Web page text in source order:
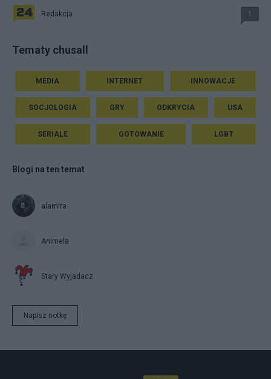
Redakcja 1
Tematy chusall
MEDIA INTERNET INNOWACJE
SOCJOLOGIA GRY ODKRYCIA USA
SERIALE GOTOWANIE LGBT
Blogi na ten temat
alamira
Animela
Stary Wyjadacz
Napisz notkę